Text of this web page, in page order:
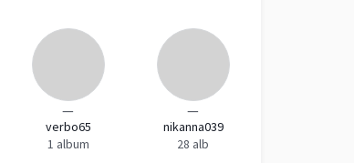
—
verbo65
1 album
—
nikanna039
28 alb